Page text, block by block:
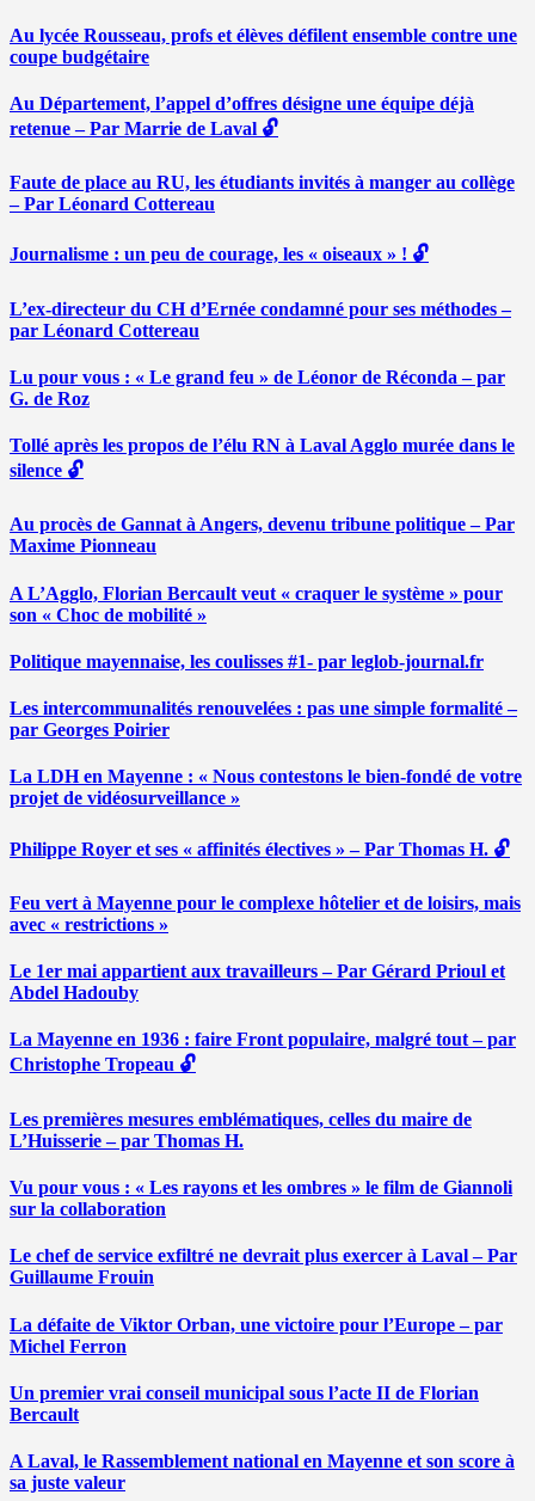
Au lycée Rousseau, profs et élèves défilent ensemble contre une
coupe budgétaire
Au Département, l’appel d’offres désigne une équipe déjà
retenue – Par Marrie de Laval 🔓
Faute de place au RU, les étudiants invités à manger au collège
– Par Léonard Cottereau
Journalisme : un peu de courage, les « oiseaux » ! 🔓
L’ex-directeur du CH d’Ernée condamné pour ses méthodes –
par Léonard Cottereau
Lu pour vous : « Le grand feu » de Léonor de Réconda – par
G. de Roz
Tollé après les propos de l’élu RN à Laval Agglo murée dans le
silence 🔓
Au procès de Gannat à Angers, devenu tribune politique – Par
Maxime Pionneau
A L’Agglo, Florian Bercault veut « craquer le système » pour
son « Choc de mobilité »
Politique mayennaise, les coulisses #1- par leglob-journal.fr
Les intercommunalités renouvelées : pas une simple formalité –
par Georges Poirier
La LDH en Mayenne : « Nous contestons le bien-fondé de votre
projet de vidéosurveillance »
Philippe Royer et ses « affinités électives » – Par Thomas H. 🔓
Feu vert à Mayenne pour le complexe hôtelier et de loisirs, mais
avec « restrictions »
Le 1er mai appartient aux travailleurs – Par Gérard Prioul et
Abdel Hadouby
La Mayenne en 1936 : faire Front populaire, malgré tout – par
Christophe Tropeau 🔓
Les premières mesures emblématiques, celles du maire de
L’Huisserie – par Thomas H.
Vu pour vous : « Les rayons et les ombres » le film de Giannoli
sur la collaboration
Le chef de service exfiltré ne devrait plus exercer à Laval – Par
Guillaume Frouin
La défaite de Viktor Orban, une victoire pour l’Europe – par
Michel Ferron
Un premier vrai conseil municipal sous l’acte II de Florian
Bercault
A Laval, le Rassemblement national en Mayenne et son score à
sa juste valeur